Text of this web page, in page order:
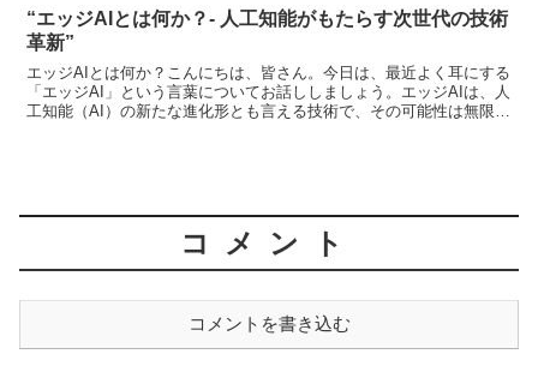
“エッジAIとは何か？- 人工知能がもたらす次世代の技術
革新”
エッジAIとは何か？こんにちは、皆さん。今日は、最近よく耳にする
「エッジAI」という言葉についてお話ししましょう。エッジAIは、人
工知能（AI）の新たな進化形とも言える技術で、その可能性は無限大
コメント
コメントを書き込む